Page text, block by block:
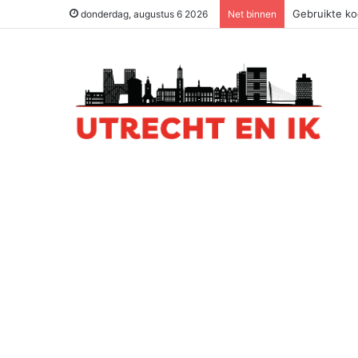
donderdag, augustus 6 2026 Net binnen Gebruikte